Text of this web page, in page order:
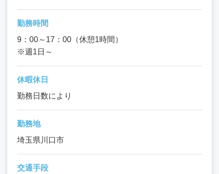
勤務時間
9：00～17：00（休憩1時間）
※週1日～
休暇休日
勤務日数により
勤務地
埼玉県川口市
交通手段